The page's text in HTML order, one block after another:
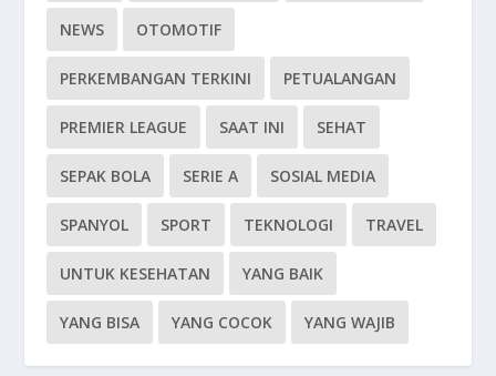
NEWS OTOMOTIF
PERKEMBANGAN TERKINI PETUALANGAN
PREMIER LEAGUE SAAT INI SEHAT
SEPAK BOLA SERIE A SOSIAL MEDIA
SPANYOL SPORT TEKNOLOGI TRAVEL
UNTUK KESEHATAN YANG BAIK
YANG BISA YANG COCOK YANG WAJIB